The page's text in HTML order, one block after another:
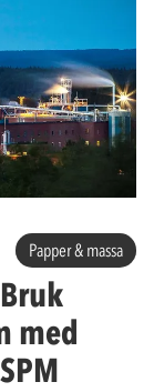
Papper & massa
med